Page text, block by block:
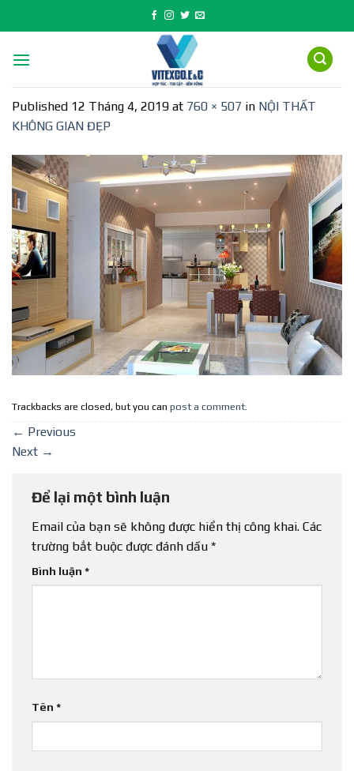
to
Published 12 Tháng 4, 2019 at 760 × 507 in NỘI THẤT
KHÔNG GIAN ĐẸP
Trackbacks are closed, but you can post a comment.
← Previous
Next →
Để lại một bình luận
Email của bạn sẽ không được hiển thị công khai. Các
trường bắt buộc được đánh dấu *
Bình luận *
Tên *